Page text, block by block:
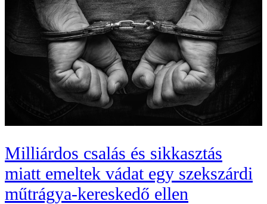
Milliárdos csalás és sikkasztás
miatt emeltek vádat egy szekszárdi
műtrágya-kereskedő ellen